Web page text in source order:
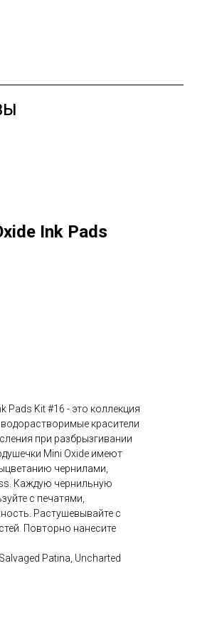
Ink Pads
Pads Kit #16 - это коллекция
красители
при разбрызгивании
Mini Oxide имеют
чернилами,
Каждую чернильную
с печатями,
Растушевывайте с
Повторно нанесите
Patina, Uncharted